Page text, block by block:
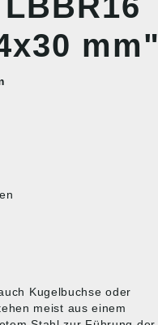
mm"
Kugelbuchse oder
meist aus einem